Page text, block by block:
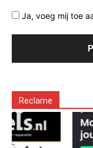
Ja, voeg mij toe
Reclame